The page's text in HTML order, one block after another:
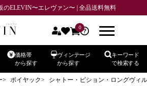
のELEVIN〜エレヴァン〜 | 全品送料無料
0
価格帯
から探す
ヴィンテージ
から探す
キーワード
で検索する
ポイヤック シャトー・ピション・ロングヴィ